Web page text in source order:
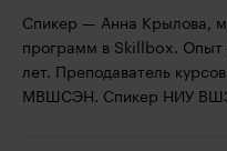
Спикер — Анна Крылова,
программ в Skillbox. Опыт
лет. Преподаватель
МВШСЭН. Спикер НИУ